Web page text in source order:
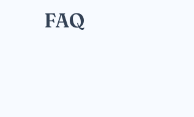
FAQ